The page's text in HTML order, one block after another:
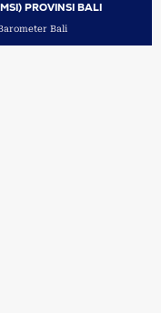
PROVINSI BALI
Bali